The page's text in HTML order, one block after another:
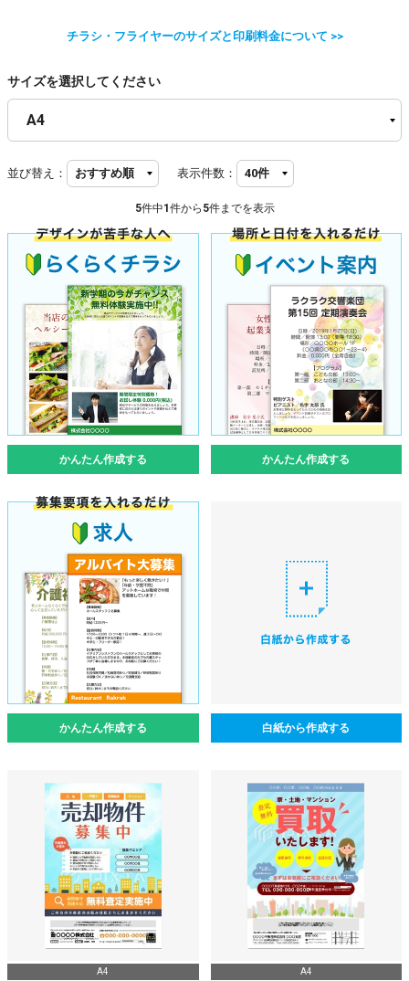
チラシ・フライヤーのサイズと印刷料金について >>
サイズを選択してください
並び替え： 表示件数：
5件中1 件から 5件までを表示
かんたん作成する かんたん作成する
かんたん作成する 白紙から作成する
A4 A4